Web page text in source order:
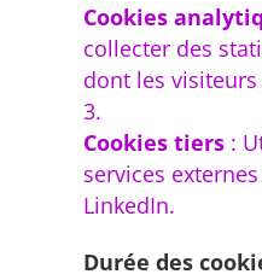
Cookies
collecter des
dont les
Cookies tiers:
services
LinkedIn.
Durée des